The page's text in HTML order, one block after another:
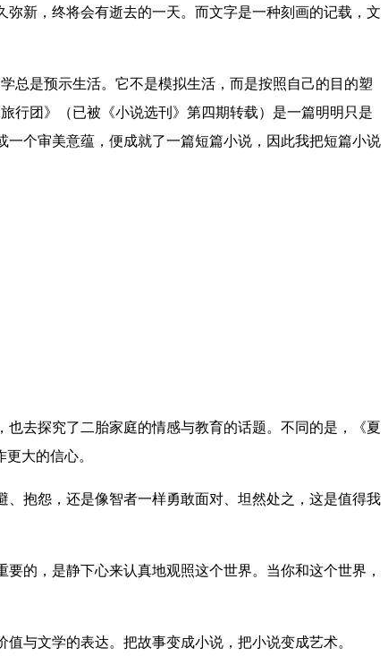
新，终将会有逝去的一天。而文字是一种刻画的记载，文
是预示生活。它不是模拟生活，而是按照自己的目的塑
行团》（已被《小说选刊》第四期转载）是一篇明明只是
个审美意蕴，便成就了一篇短篇小说，因此我把短篇小说
去探究了二胎家庭的情感与教育的话题。不同的是，《夏
大的信心。
抱怨，还是像智者一样勇敢面对、坦然处之，这是值得我
的，是静下心来认真地观照这个世界。当你和这个世界，
与文学的表达。把故事变成小说，把小说变成艺术。